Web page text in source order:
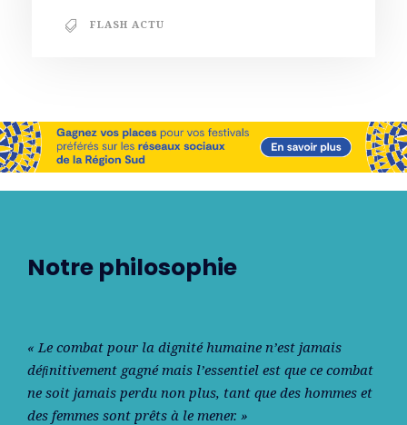
FLASH ACTU
Notre philosophie
« Le combat pour la dignité humaine n’est jamais
déﬁnitivement gagné mais l’essentiel est que ce combat
ne soit jamais perdu non plus, tant que des hommes et
des femmes sont prêts à le mener. »